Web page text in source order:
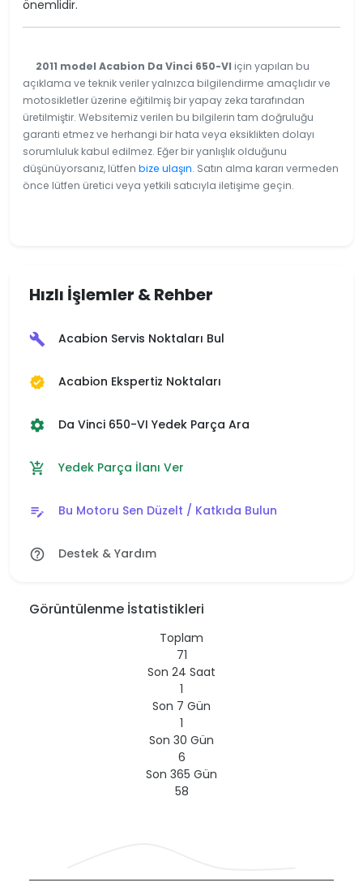
önemlidir.
2011 model Acabion Da Vinci 650-VI için yapılan bu
açıklama ve teknik veriler yalnızca bilgilendirme amaçlıdır ve
motosikletler üzerine eğitilmiş bir yapay zeka tarafından
üretilmiştir. Websitemiz verilen bu bilgilerin tam doğruluğu
garanti etmez ve herhangi bir hata veya eksiklikten dolayı
sorumluluk kabul edilmez. Eğer bir yanlışlık olduğunu
düşünüyorsanız, lütfen bize ulaşın. Satın alma kararı vermeden
önce lütfen üretici veya yetkili satıcıyla iletişime geçin.
Hızlı İşlemler & Rehber
build Acabion Servis Noktaları Bul
verified Acabion Ekspertiz Noktaları
settings Da Vinci 650-VI Yedek Parça Ara
add_shopping_cart Yedek Parça İlanı Ver
edit_note Bu Motoru Sen Düzelt / Katkıda Bulun
help_outline Destek & Yardım
Görüntülenme İstatistikleri
Toplam
71
Son 24 Saat
1
Son 7 Gün
1
Son 30 Gün
6
Son 365 Gün
58